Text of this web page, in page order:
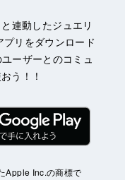
連動したジュエリ
リをダウンロード
ーザーとのコミュ
う！！
Apple Inc.の商標で